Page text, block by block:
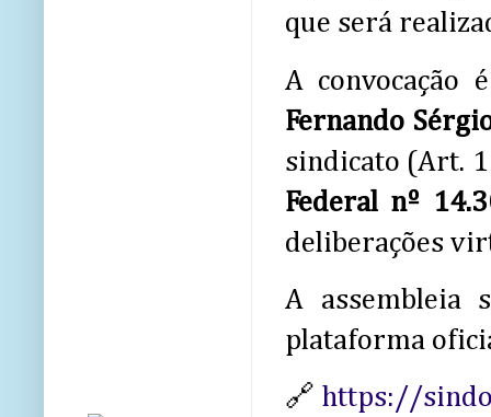
que será
A convocação
Fernando
sindicato (Art.
Federal nº
deliberações
A assembleia
plataforma
🔗 https://